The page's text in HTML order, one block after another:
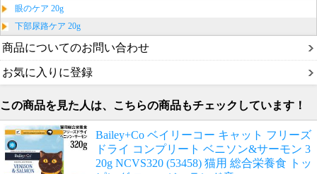
眼のケア 20g
下部尿路ケア 20g
商品についてのお問い合わせ
お気に入りに登録
この商品を見た人は、こちらの商品もチェックしています！
Bailey+Co ベイリーコー キャット フリーズ
ドライ コンプリート ベニソン&サーモン 3
20g NCVS320 (53458) 猫用 総合栄養食 トッ